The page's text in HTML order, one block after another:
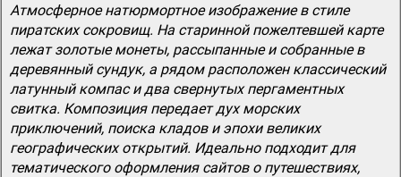
Атмосферное натюрмортное изображение в стиле
пиратских сокровищ. На старинной пожелтевшей карте
лежат золотые монеты, рассыпанные и собранные в
деревянный сундук, а рядом расположен классический
латунный компас и два свернутых пергаментных
свитка. Композиция передает дух морских
приключений, поиска кладов и эпохи великих
географических открытий. Идеально подходит для
тематического оформления сайтов о путешествиях,